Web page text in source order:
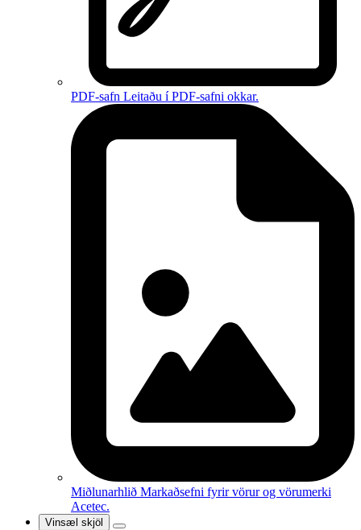
PDF-safn Leitaðu í PDF-safni okkar.
Miðlunarhlið Markaðsefni fyrir vörur og vörumerki
Acetec.
Vinsæl skjöl